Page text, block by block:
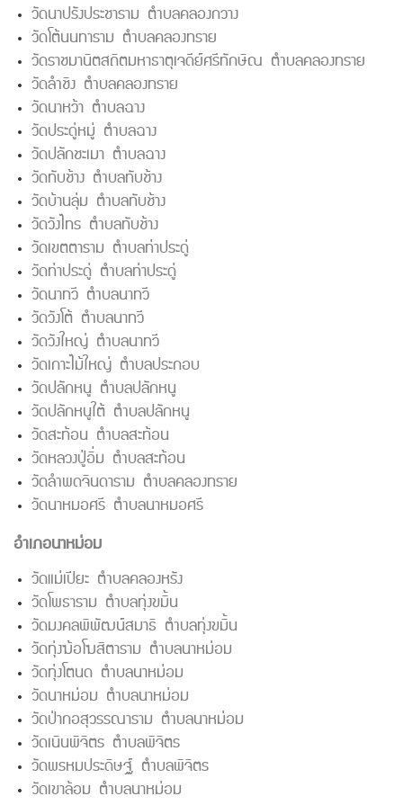
วัดนาปรังประชาราม ตำบลคลองกวาง
วัดโต้นนทาราม ตำบลคลองทราย
วัดราชมานิตสถิตมหาธาตุเจดีย์ศรีทักษิณ ตำบลคลองทราย
วัดลำชิง ตำบลคลองทราย
วัดนาหว้า ตำบลฉาง
วัดประดู่หมู่ ตำบลฉาง
วัดปลักชะเมา ตำบลฉาง
วัดทับช้าง ตำบลทับช้าง
วัดบ้านลุ่ม ตำบลทับช้าง
วัดวังไทร ตำบลทับช้าง
วัดเขตตาราม ตำบลท่าประดู่
วัดท่าประดู่ ตำบลท่าประดู่
วัดนาทวี ตำบลนาทวี
วัดวังโต้ ตำบลนาทวี
วัดวังใหญ่ ตำบลนาทวี
วัดเกาะไม้ใหญ่ ตำบลประกอบ
วัดปลักหนู ตำบลปลักหนู
วัดปลักหนูใต้ ตำบลปลักหนู
วัดสะท้อน ตำบลสะท้อน
วัดหลวงปู่อิ่ม ตำบลสะท้อน
วัดลำพดจินดาราม ตำบลคลองทราย
วัดนาหมอศรี ตำบลนาหมอศรี
อำเภอนาหม่อม
วัดแม่เปียะ ตำบลคลองหรัง
วัดโพธาราม ตำบลทุ่งขมิ้น
วัดมงคลพิพัฒน์สมาธิ ตำบลทุ่งขมิ้น
วัดทุ่งฆ้อโฆสิตาราม ตำบลนาหม่อม
วัดทุ่งโตนด ตำบลนาหม่อม
วัดนาหม่อม ตำบลนาหม่อม
วัดป่ากอสุวรรณาราม ตำบลนาหม่อม
วัดเนินพิจิตร ตำบลพิจิตร
วัดพรหมประดิษฐ์ ตำบลพิจิตร
วัดเขาล้อม ตำบลนาหม่อม